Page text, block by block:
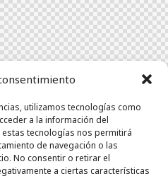
utilizamos tecnologías como
a la información del
tecnologías nos permitirá
de navegación o las
No consentir o retirar el
a ciertas características